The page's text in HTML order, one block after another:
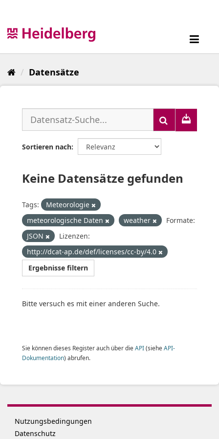
Datensätze
Sortieren nach
Keine Datensätze gefunden
Tags:
Meteorologie
meteorologische Daten
weather
Formate:
JSON
Lizenzen:
http://dcat-ap.de/def/licenses/cc-by/4.0
Ergebnisse filtern
Bitte versuch es mit einer anderen Suche.
Sie können dieses Register auch über die API(siehe API-
Dokumentation) abrufen.
Nutzungsbedingungen
Datenschutz